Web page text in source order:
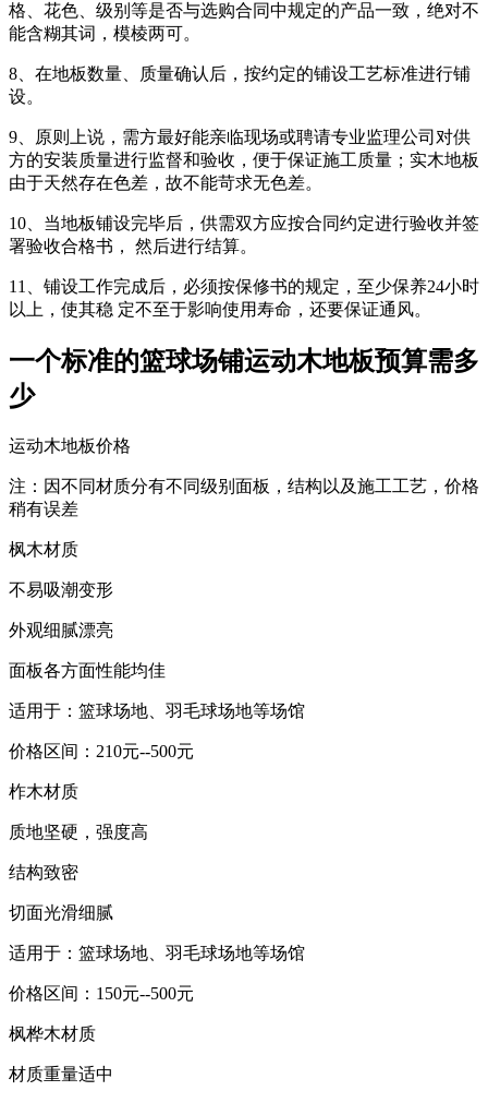
格、花色、级别等是否与选购合同中规定的产品一致，绝对不
能含糊其词，模棱两可。
8、在地板数量、质量确认后，按约定的铺设工艺标准进行铺
设。
9、原则上说，需方最好能亲临现场或聘请专业监理公司对供
方的安装质量进行监督和验收，便于保证施工质量；实木地板
由于天然存在色差，故不能苛求无色差。
10、当地板铺设完毕后，供需双方应按合同约定进行验收并签
署验收合格书， 然后进行结算。
11、铺设工作完成后，必须按保修书的规定，至少保养24小时
以上，使其稳 定不至于影响使用寿命，还要保证通风。
一个标准的篮球场铺运动木地板预算需多
少
运动木地板价格
注：因不同材质分有不同级别面板，结构以及施工工艺，价格
稍有误差
枫木材质
不易吸潮变形
外观细腻漂亮
面板各方面性能均佳
适用于：篮球场地、羽毛球场地等场馆
价格区间：210元--500元
柞木材质
质地坚硬，强度高
结构致密
切面光滑细腻
适用于：篮球场地、羽毛球场地等场馆
价格区间：150元--500元
枫桦木材质
材质重量适中